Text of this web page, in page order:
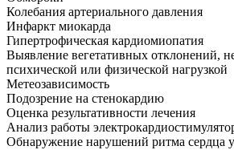
Колебания артериального давления
Инфаркт миокарда
Гипертрофическая кардиомиопатия
Выявление вегетативных отклонений,
психической или физической нагрузкой
Метеозависимость
Подозрение на стенокардию
Оценка результативности лечения
Анализ работы
Обнаружение нарушений ритма сердца